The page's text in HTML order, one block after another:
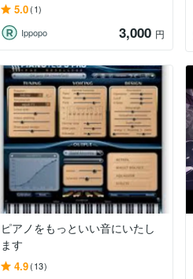
5.0(1)
Ippopo
3,000 円
ピアノをもっといい音にいたし
ます
4.9(13)